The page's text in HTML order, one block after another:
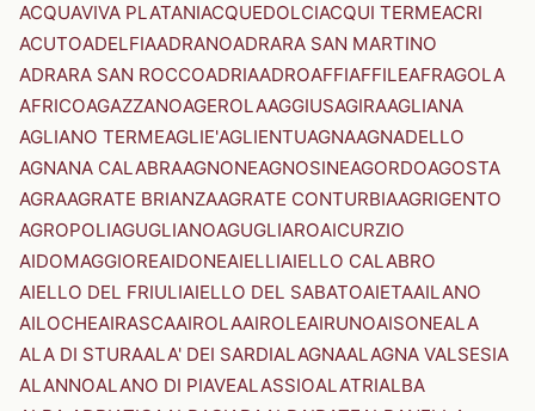
ACQUAVIVA PLATANIACQUEDOLCIACQUI TERMEACRI
ACUTOADELFIAADRANOADRARA SAN MARTINO
ADRARA SAN ROCCOADRIAADROAFFIAFFILEAFRAGOLA
AFRICOAGAZZANOAGEROLAAGGIUSAGIRAAGLIANA
AGLIANO TERMEAGLIE'AGLIENTUAGNAAGNADELLO
AGNANA CALABRAAGNONEAGNOSINEAGORDOAGOSTA
AGRAAGRATE BRIANZAAGRATE CONTURBIAAGRIGENTO
AGROPOLIAGUGLIANOAGUGLIAROAICURZIO
AIDOMAGGIOREAIDONEAIELLIAIELLO CALABRO
AIELLO DEL FRIULIAIELLO DEL SABATOAIETAAILANO
AILOCHEAIRASCAAIROLAAIROLEAIRUNOAISONEALA
ALA DI STURAALA' DEI SARDIALAGNAALAGNA VALSESIA
ALANNOALANO DI PIAVEALASSIOALATRIALBA